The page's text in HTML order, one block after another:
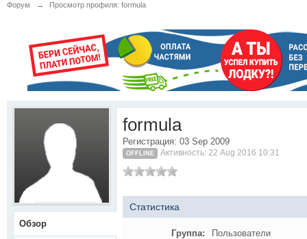
Форум → Просмотр профиля: formula
Обзор
formula
Регистрация: 03 Sep 2009
OFFLINE Активность: 22 Aug 2016 10:31
Статистика
Группа:
Пользователи